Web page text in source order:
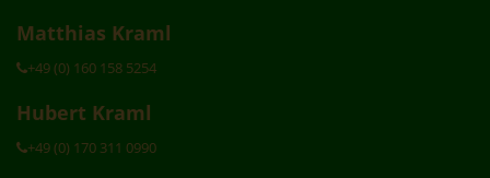
Matthias Kraml
+49 (0) 160 158 5254
Hubert Kraml
+49 (0) 170 311 0990